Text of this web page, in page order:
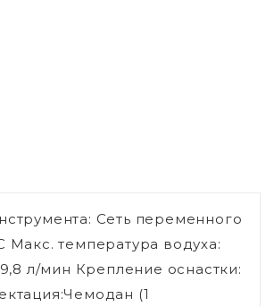
Сеть переменного
Макс. температура водуха:
л/мин Крепление оснастки:
(1